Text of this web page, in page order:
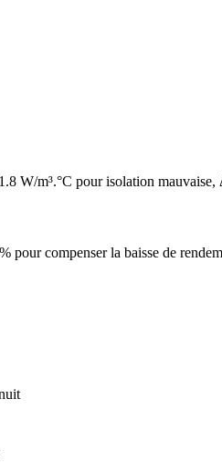
W/m³.°C pour isolation mauvaise,
pour compenser la baisse de